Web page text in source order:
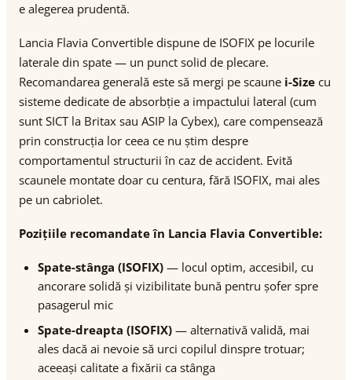
e alegerea prudentă.
Lancia Flavia Convertible dispune de ISOFIX pe locurile
laterale din spate — un punct solid de plecare.
Recomandarea generală este să mergi pe scaune i-Size cu
sisteme dedicate de absorbție a impactului lateral (cum
sunt SICT la Britax sau ASIP la Cybex), care compensează
prin construcția lor ceea ce nu știm despre
comportamentul structurii în caz de accident. Evită
scaunele montate doar cu centura, fără ISOFIX, mai ales
pe un cabriolet.
Pozițiile recomandate în Lancia Flavia Convertible:
Spate-stânga (ISOFIX) — locul optim, accesibil, cu
ancorare solidă și vizibilitate bună pentru șofer spre
pasagerul mic
Spate-dreapta (ISOFIX) — alternativă validă, mai
ales dacă ai nevoie să urci copilul dinspre trotuar;
aceeași calitate a fixării ca stânga